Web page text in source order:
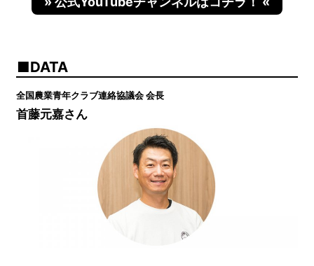
DATA
全国農業青年クラブ連絡協議会 会長
首藤元嘉さん